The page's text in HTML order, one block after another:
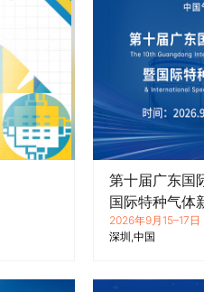
第十届广东国
国际特种气体
2026年9月15–17日
深圳 中国